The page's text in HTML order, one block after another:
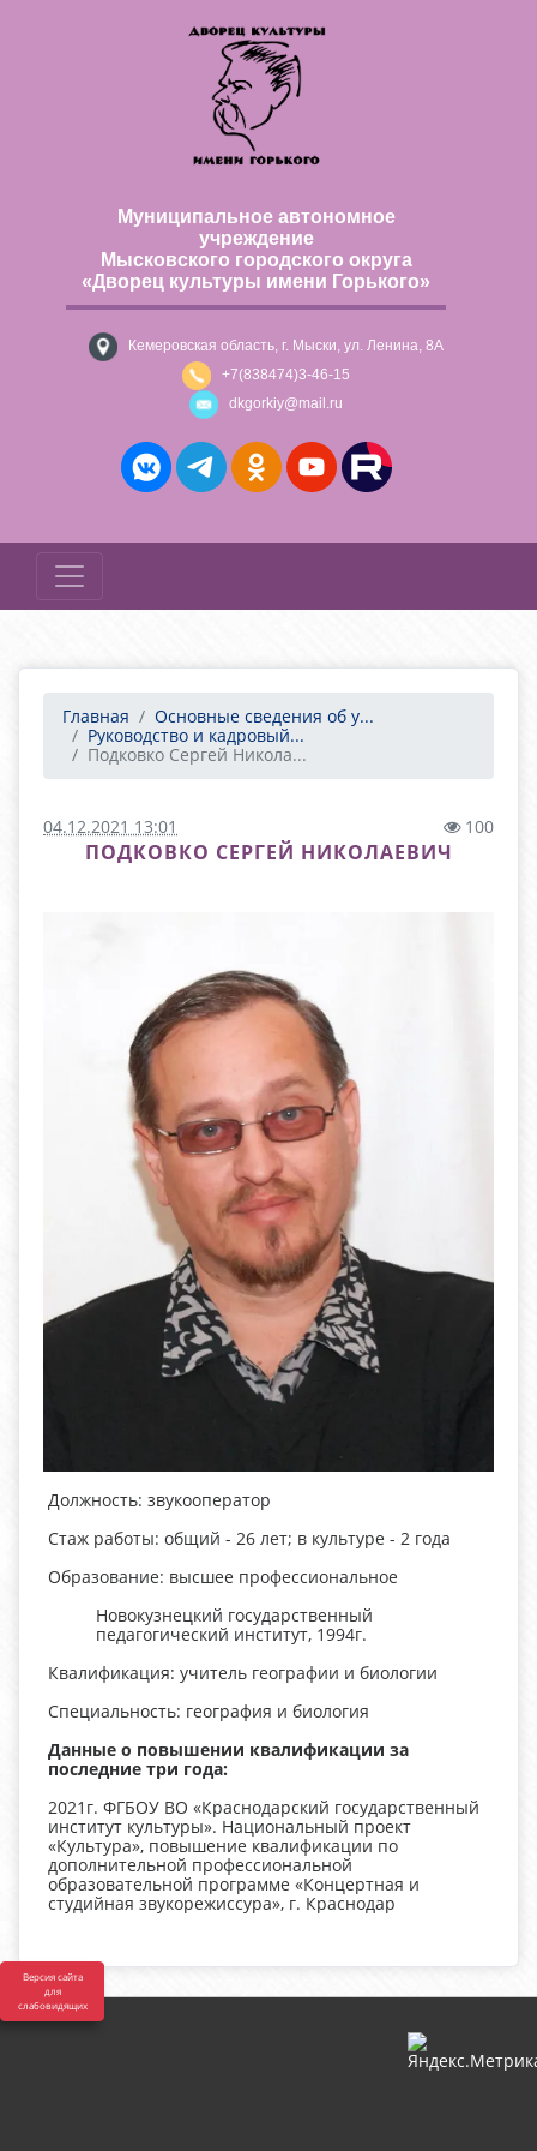
Версия сайта
для
слабовидящих
Муниципальное автономное
учреждение
Мысковского городского округа
«Дворец культуры имени Горького»
Кемеровская область, г. Мыски, ул. Ленина, 8А
+7(838474)3-46-15
dkgorkiy@mail.ru
Главная
Основные сведения об у...
Руководство и кадровый...
Подковко Сергей Никола...
04.12.2021 13:01 100
ПОДКОВКО СЕРГЕЙ НИКОЛАЕВИЧ
Должность: звукооператор
Стаж работы: общий - 26 лет; в культуре - 2 года
Образование: высшее профессиональное
Новокузнецкий государственный
педагогический институт, 1994г.
Квалификация: учитель географии и биологии
Специальность: география и биология
Данные о повышении квалификации за
последние три года:
2021г. ФГБОУ ВО «Краснодарский государственный
институт культуры». Национальный проект
«Культура», повышение квалификации по
дополнительной профессиональной
образовательной программе «Концертная и
студийная звукорежиссура», г. Краснодар